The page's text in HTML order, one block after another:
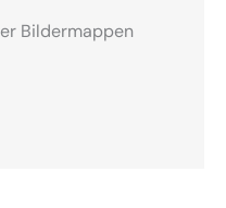
Bildermappen